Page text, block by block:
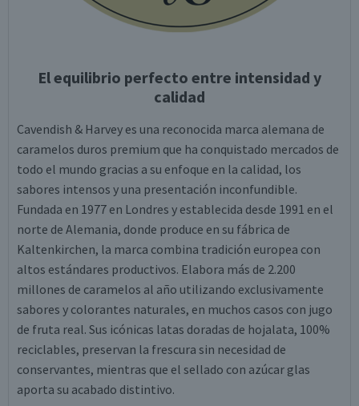
El equilibrio perfecto entre intensidad y
calidad
Cavendish & Harvey es una reconocida marca alemana de
caramelos duros premium que ha conquistado mercados de
todo el mundo gracias a su enfoque en la calidad, los
sabores intensos y una presentación inconfundible.
Fundada en 1977 en Londres y establecida desde 1991 en el
norte de Alemania, donde produce en su fábrica de
Kaltenkirchen, la marca combina tradición europea con
altos estándares productivos. Elabora más de 2.200
millones de caramelos al año utilizando exclusivamente
sabores y colorantes naturales, en muchos casos con jugo
de fruta real. Sus icónicas latas doradas de hojalata, 100%
reciclables, preservan la frescura sin necesidad de
conservantes, mientras que el sellado con azúcar glas
aporta su acabado distintivo.